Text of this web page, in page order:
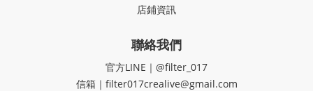
店鋪資訊
聯絡我們
官方LINE｜@filter_017
信箱｜filter017crealive@gmail.com